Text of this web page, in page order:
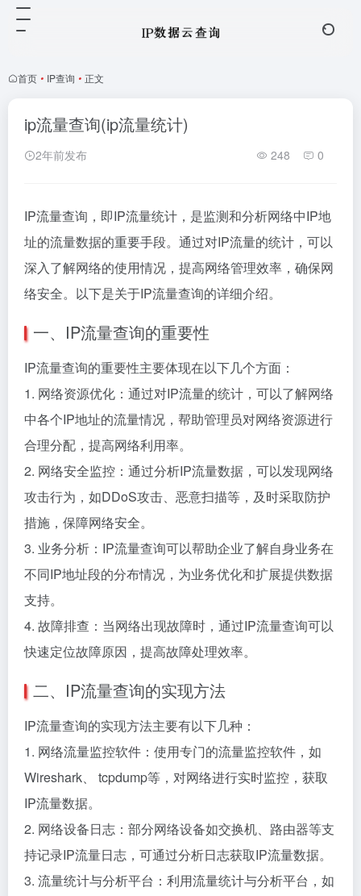
首页 • IP查询 • 正文
ip流量查询(ip流量统计)
2年前发布 248 0
IP流量查询，即IP流量统计，是监测和分析网络中IP地
址的流量数据的重要手段。通过对IP流量的统计，可以
深入了解网络的使用情况，提高网络管理效率，确保网
络安全。以下是关于IP流量查询的详细介绍。
一、IP流量查询的重要性
IP流量查询的重要性主要体现在以下几个方面：
1. 网络资源优化：通过对IP流量的统计，可以了解网络
中各个IP地址的流量情况，帮助管理员对网络资源进行
合理分配，提高网络利用率。
2. 网络安全监控：通过分析IP流量数据，可以发现网络
攻击行为，如DDoS攻击、恶意扫描等，及时采取防护
措施，保障网络安全。
3. 业务分析：IP流量查询可以帮助企业了解自身业务在
不同IP地址段的分布情况，为业务优化和扩展提供数据
支持。
4. 故障排查：当网络出现故障时，通过IP流量查询可以
快速定位故障原因，提高故障处理效率。
二、IP流量查询的实现方法
IP流量查询的实现方法主要有以下几种：
1. 网络流量监控软件：使用专门的流量监控软件，如
Wireshark、 tcpdump等，对网络进行实时监控，获取
IP流量数据。
2. 网络设备日志：部分网络设备如交换机、路由器等支
持记录IP流量日志，可通过分析日志获取IP流量数据。
3. 流量统计与分析平台：利用流量统计与分析平台，如